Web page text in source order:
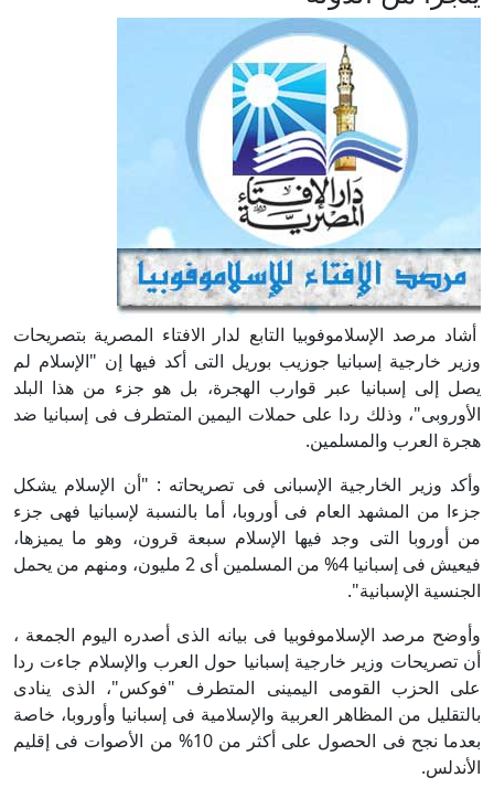
أشاد مرصد الإسلاموفوبيا التابع لدار الافتاء المصرية بتصريحات
وزير خارجية إسبانيا جوزيب بوريل التى أكد فيها إن "الإسلام لم
يصل إلى إسبانيا عبر قوارب الهجرة، بل هو جزء من هذا البلد
الأوروبى"، وذلك ردا على حملات اليمين المتطرف فى إسبانيا ضد
هجرة العرب والمسلمين.
وأكد وزير الخارجية الإسبانى فى تصريحاته : "أن الإسلام يشكل
جزءا من المشهد العام فى أوروبا، أما بالنسبة لإسبانيا فهى جزء
من أوروبا التى وجد فيها الإسلام سبعة قرون، وهو ما يميزها،
فيعيش فى إسبانيا 4% من المسلمين أى 2 مليون، ومنهم من يحمل
الجنسية الإسبانية".
وأوضح مرصد الإسلاموفوبيا فى بيانه الذى أصدره اليوم الجمعة ،
أن تصريحات وزير خارجية إسبانيا حول العرب والإسلام جاءت ردا
على الحزب القومى اليمينى المتطرف "فوكس"، الذى ينادى
بالتقليل من المظاهر العربية والإسلامية فى إسبانيا وأوروبا، خاصة
بعدما نجح فى الحصول على أكثر من 10% من الأصوات فى إقليم
الأندلس.